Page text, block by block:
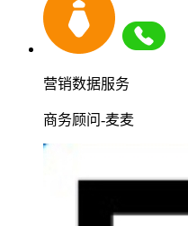
营销数据服务
商务顾问-麦麦